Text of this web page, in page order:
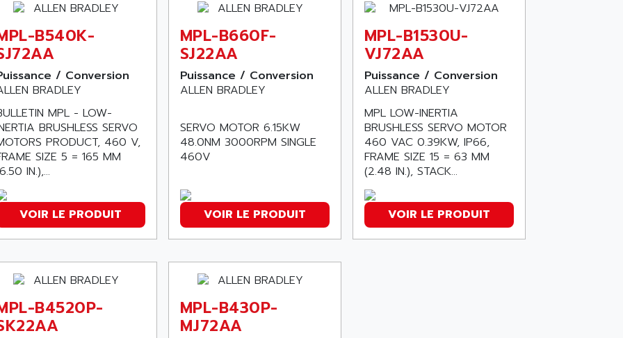
B540K-
/ Conversion
BRADLEY
MPL - LOW-
BRUSHLESS SERVO
PRODUCT, 460 V,
SIZE 5 = 165 MM
IN.),...
VOIR LE PRODUIT
MPL-B660F-
SJ22AA
Puissance / Conversion
ALLEN BRADLEY
SERVO MOTOR 6.15KW
48.0NM 3000RPM SINGLE
460V
VOIR LE PRODUIT
MPL-B1530U-
VJ72AA
Puissance / Conversion
ALLEN BRADLEY
MPL LOW-INERTIA
BRUSHLESS SERVO MOTOR
460 VAC 0.39KW, IP66,
FRAME SIZE 15 = 63 MM
(2.48 IN.), STACK...
VOIR LE PRODUIT
B4520P- MPL-B430P-
MJ72AA